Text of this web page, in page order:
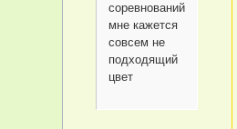
соревнований
мне кажется
совсем не
подходящий
цвет